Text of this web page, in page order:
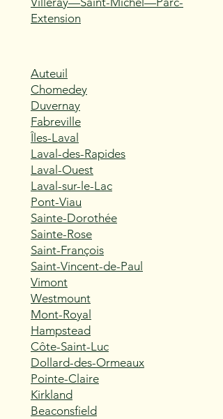
Extension
Auteuil
Chomedey
Duvernay
Fabreville
Îles-Laval
Laval-des-Rapides
Laval-Ouest
Laval-sur-le-Lac
Pont-Viau
Sainte-Dorothée
Sainte-Rose
Saint-François
Saint-Vincent-de-Paul
Vimont
Westmount
Mont-Royal
Hampstead
Côte-Saint-Luc
Dollard-des-Ormeaux
Pointe-Claire
Kirkland
Beaconsfield